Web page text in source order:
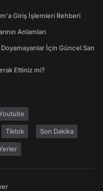
Giriş İşlemleri Rehberi
Anlamları
İçin Güncel San
Ettiniz mi?
Tiktok Son Dakika